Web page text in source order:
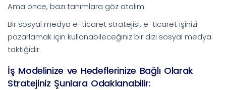
Ama önce, bazı tanımlara göz atalım.
Bir sosyal medya e-ticaret stratejisi, e-ticaret işinizi
pazarlamak için kullanabileceğiniz bir dizi sosyal medya
taktiğidir.
İş Modelinize ve Hedeflerinize Bağlı Olarak
Stratejiniz Şunlara Odaklanabilir: